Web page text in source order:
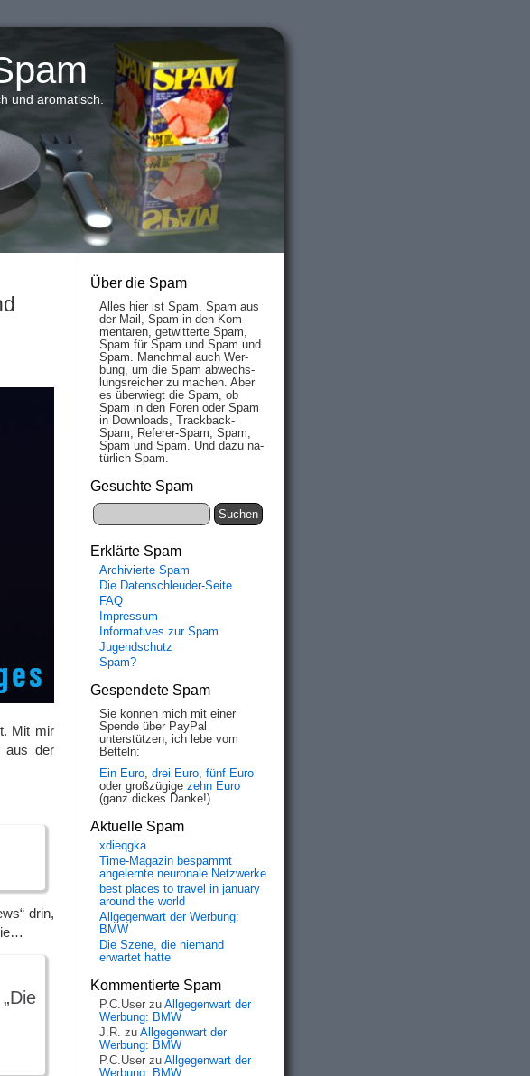
und aromatisch.
Mit mir
aus der
drin,
Über die Spam
Alles hier ist Spam. Spam aus
der Mail, Spam in den Kom­
men­taren, ge­twit­ter­te Spam,
Spam für Spam und Spam und
Spam. Manch­mal auch Wer­
bung, um die Spam ab­wechs­
lungs­reich­er zu mach­en. Aber
es über­wiegt die Spam, ob
Spam in den Fo­ren oder Spam
in Down­loads, Track­back-
Spam, Re­fe­rer-Spam, Spam,
Spam und Spam. Und da­zu na­
tür­lich Spam.
Gesuchte Spam
Erklärte Spam
Archivierte Spam
Die Datenschleuder-Seite
FAQ
Impressum
Informatives zur Spam
Jugendschutz
Spam?
Gespendete Spam
Sie können mich mit einer
Spende über PayPal
unterstützen, ich lebe vom
Betteln:
Ein Euro, drei Euro, fünf Euro
oder großzügige zehn Euro
(ganz dickes Danke!)
Aktuelle Spam
xdieqgka
Time-Magazin bespammt
angelernte neuronale Netzwerke
best places to travel in january
around the world
Allgegenwart der Werbung:
BMW
Die Szene, die niemand
erwartet hatte
Kommentierte Spam
P.C.User zu Allgegenwart der
Werbung: BMW
J.R. zu Allgegenwart der
Werbung: BMW
P.C.User zu Allgegenwart der
Werbung: BMW